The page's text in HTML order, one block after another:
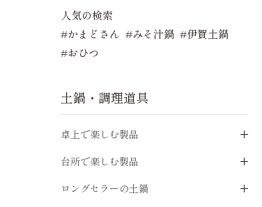
人気の検索
#かまどさん #みそ汁鍋 #伊賀土鍋
#おひつ
土鍋・調理道具
卓上で楽しむ製品
台所で楽しむ製品
ロングセラーの土鍋